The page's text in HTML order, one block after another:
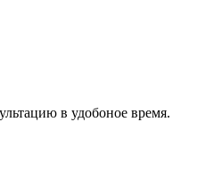
в удобоное время.